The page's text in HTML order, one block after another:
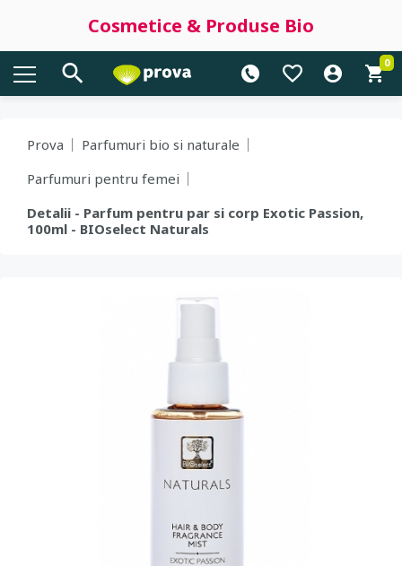
Cosmetice & Produse Bio
0
Prova
Parfumuri bio si naturale
Parfumuri pentru femei
Detalii - Parfum pentru par si corp Exotic Passion,
100ml - BIOselect Naturals